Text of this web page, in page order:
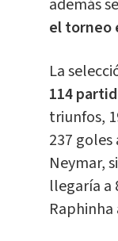
además
el torneo
La
114
triunfos,
237
Neymar,
llegaría a
Raphinha